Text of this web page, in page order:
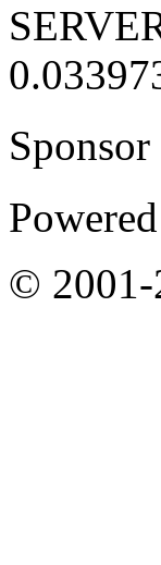
Sponsor
© 2001-